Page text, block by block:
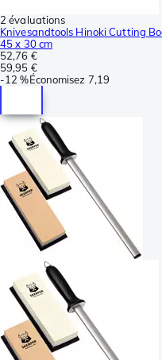
2 évaluations
Knivesandtools Hinoki Cutting
45 x 30 cm
52,76 €
59,95 €
-12 %Économisez 7,19